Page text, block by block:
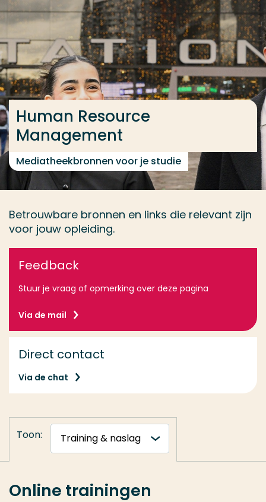
Ga direct naar de content
... > Training & naslag
Human Resource
Management
Mediatheekbronnen voor je studie
Betrouwbare bronnen en links die relevant zijn
voor jouw opleiding.
Feedback
Stuur je vraag of opmerking over deze pagina
Via de mail
Direct contact
Via de chat
Toon:
Online trainingen
Veel gezocht
Opleiding
Contact